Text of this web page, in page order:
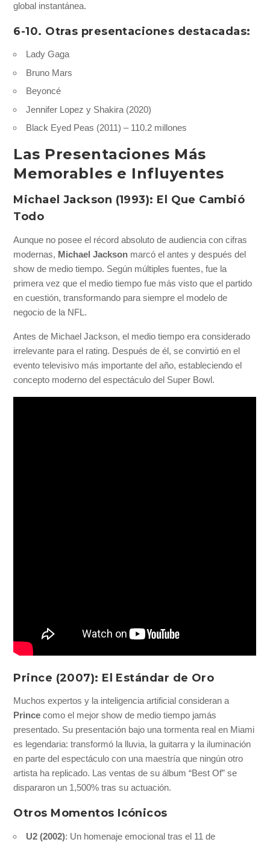
global instantánea.
6-10. Otras presentaciones destacadas:
Lady Gaga
Bruno Mars
Beyoncé
Jennifer Lopez y Shakira (2020)
Black Eyed Peas (2011) – 110.2 millones
Las Presentaciones Más
Memorables e Influyentes
Michael Jackson (1993): El Que Cambió
Todo
Aunque no posee el récord absoluto de audiencia con cifras
modernas, Michael Jackson marcó el antes y después del
show de medio tiempo. Según múltiples fuentes, fue la
primera vez que el medio tiempo fue más visto que el partido
en cuestión, transformando para siempre el modelo de
negocio de la NFL.
Antes de Michael Jackson, el medio tiempo era considerado
irrelevante para el rating. Después de él, se convirtió en el
evento televisivo más importante del año, estableciendo el
concepto moderno del espectáculo del Super Bowl.
Prince (2007): El Estándar de Oro
Muchos expertos y la inteligencia artificial consideran a
Prince como el mejor show de medio tiempo jamás
presentado. Su presentación bajo una tormenta real en Miami
es legendaria: transformó la lluvia, la guitarra y la iluminación
en parte del espectáculo con una maestría que ningún otro
artista ha replicado. Las ventas de su álbum “Best Of” se
dispararon un 1,500% tras su actuación.
Otros Momentos Icónicos
U2 (2002): Un homenaje emocional tras el 11 de